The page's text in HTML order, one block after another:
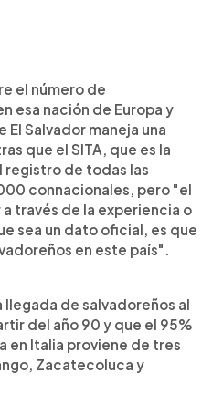
el número de
esa nación de Europa y
Salvador maneja una
que el SITA, que es la
registro de todas las
connacionales, pero "el
través de la experiencia o
sea un dato oficial, es que
en este país".
de salvadoreños al
del año 90 y que el 95%
en Italia proviene de tres
Zacatecoluca y